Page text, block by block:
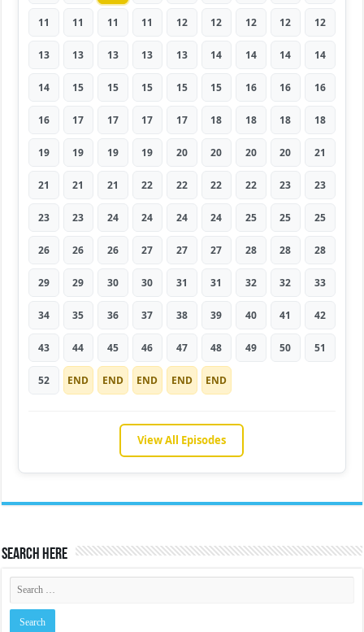
11 11 11 11 12 12 12 12 12
13 13 13 13 13 14 14 14 14
14 15 15 15 15 15 16 16 16
16 17 17 17 17 18 18 18 18
19 19 19 19 20 20 20 20 21
21 21 21 22 22 22 22 23 23
23 23 24 24 24 24 25 25 25
26 26 26 27 27 27 28 28 28
29 29 30 30 31 31 32 32 33
34 35 36 37 38 39 40 41 42
43 44 45 46 47 48 49 50 51
52 END END END END END
View All Episodes
Search Here